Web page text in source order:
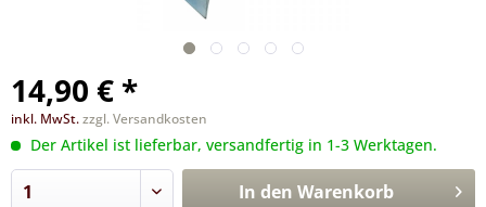
14,90 € *
inkl. MwSt.zzgl. Versandkosten
Der Artikel ist lieferbar, versandfertig in 1-3 Werktagen.
In den Warenkorb